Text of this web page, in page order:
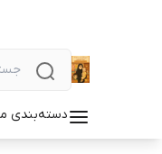
دسته‌بندی